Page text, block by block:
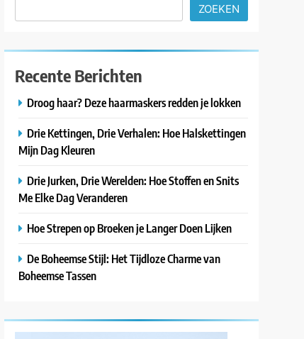
ZOEKEN
Recente Berichten
Droog haar? Deze haarmaskers redden je lokken
Drie Kettingen, Drie Verhalen: Hoe Halskettingen
Mijn Dag Kleuren
Drie Jurken, Drie Werelden: Hoe Stoffen en Snits
Me Elke Dag Veranderen
Hoe Strepen op Broeken je Langer Doen Lijken
De Boheemse Stijl: Het Tijdloze Charme van
Boheemse Tassen